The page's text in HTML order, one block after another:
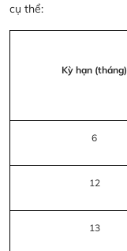
cụ thể:
Kỳ hạn (tháng)
6
12
13